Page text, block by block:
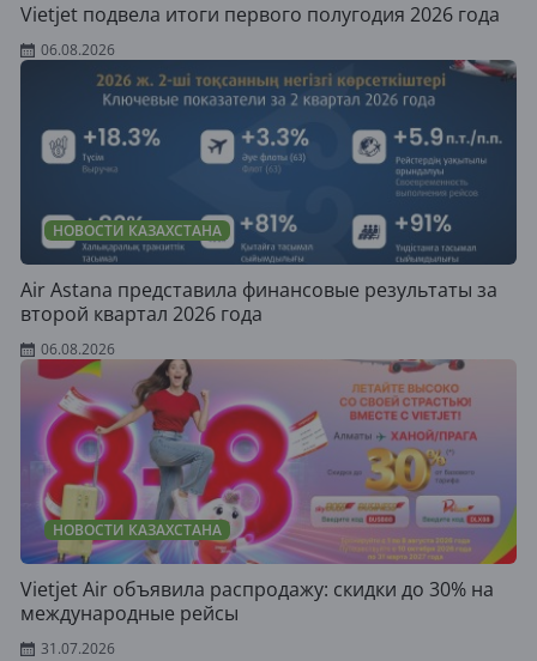
Vietjet подвела итоги первого полугодия 2026 года
06.08.2026
НОВОСТИ КАЗАХСТАНА
Air Astana представила финансовые результаты за
второй квартал 2026 года
06.08.2026
НОВОСТИ КАЗАХСТАНА
Vietjet Air объявила распродажу: скидки до 30% на
международные рейсы
31.07.2026